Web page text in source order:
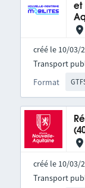
et
créé le 10/03/
Format
Transport
créé le 10/03/
Transport